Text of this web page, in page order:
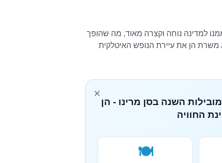
למדינה נוחה וקצרה מאוד, מה שהופך
משרת הן את עיירת הנופש האיטלקית
×
השנה בסן מרינו - הן
החוויה
🍽️